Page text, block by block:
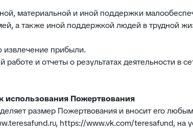
материальной и иной поддержки
а также иной поддержкой людей в трудной
извлечение прибыли.
и отчеты о результатах деятельности в
использования Пожертвования
размер Пожертвования и вносит его
https://www.vk.com/teresafund, на